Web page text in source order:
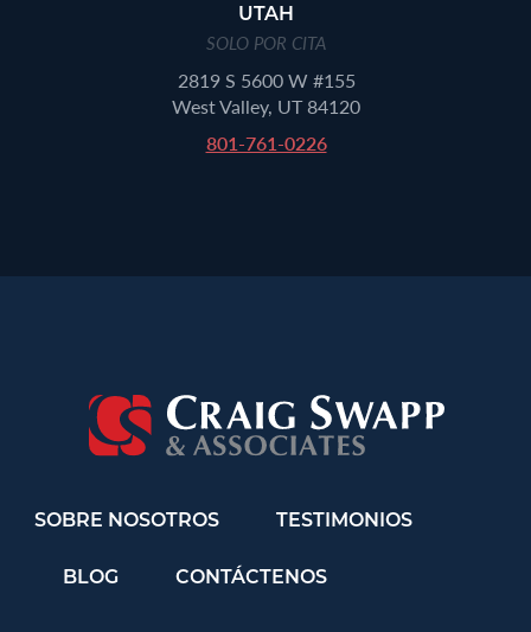
UTAH
SOLO POR CITA
2819 S 5600 W #155
West Valley, UT 84120
801-761-0226
SOBRE NOSOTROS TESTIMONIOS
BLOG CONTÁCTENOS